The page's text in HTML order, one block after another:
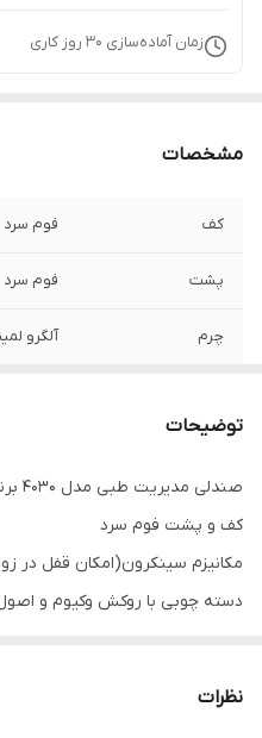
زمان آماده‌سازی 30 روز کاری
مشخصات
کف فوم سرد
پشت فوم سرد
چرم آلگرو
چرخ ژله ای
گارانتی ۳
توضیحات
صندلی مدیریت طبی مدل ۴۰۳۰ برند اسطوره
کف و پشت فوم سرد
مکانیزم سینکرون(امکان قفل در
دسته چوبی با روکش وکیوم و
چرخ ژله ای
نظرات